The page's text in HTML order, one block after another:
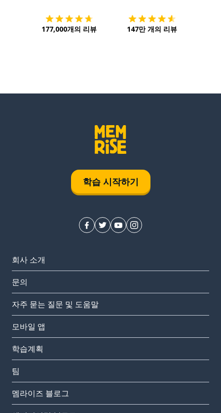
177,000개의 리뷰 147만 개의 리뷰
학습 시작하기
회사 소개
문의
자주 묻는 질문 및 도움말
모바일 앱
학습계획
팀
멤라이즈 블로그